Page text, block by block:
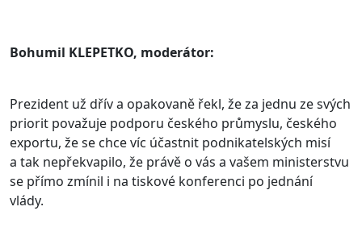
Bohumil KLEPETKO, moderátor:
Prezident už dřív a opakovaně řekl, že za jednu ze svých
priorit považuje podporu českého průmyslu, českého
exportu, že se chce víc účastnit podnikatelských misí
a tak nepřekvapilo, že právě o vás a vašem ministerstvu
se přímo zmínil i na tiskové konferenci po jednání
vlády.